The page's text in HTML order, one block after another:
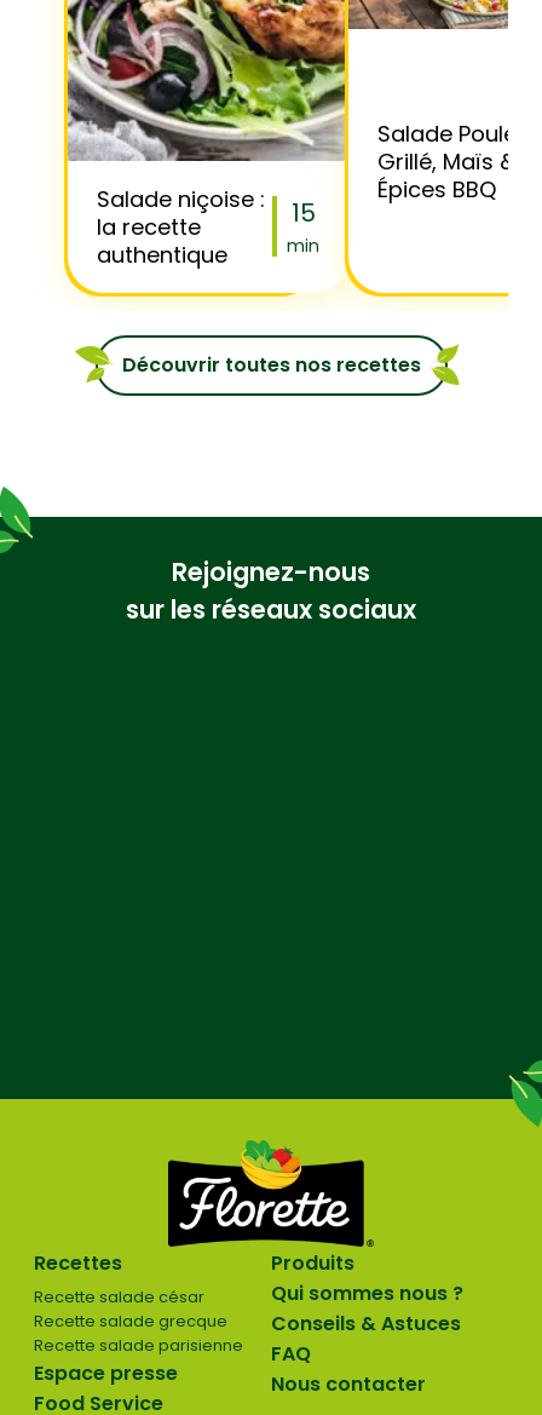
Salade niçoise :
la recette
authentique
15
min
Salade Poulet
Grillé, Maïs &
Épices BBQ
Découvrir toutes nos recettes
Rejoignez-nous
sur les réseaux sociaux
Recettes
Recette salade césar
Recette salade grecque
Recette salade parisienne
Espace presse
Food Service
Produits
Qui sommes nous ?
Conseils & Astuces
FAQ
Nous contacter